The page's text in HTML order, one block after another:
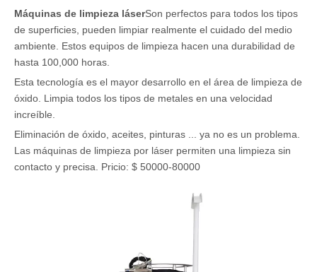
Máquinas de limpieza láserSon perfectos para todos los tipos
de superficies, pueden limpiar realmente el cuidado del medio
ambiente. Estos equipos de limpieza hacen una durabilidad de
hasta 100,000 horas.
Esta tecnología es el mayor desarrollo en el área de limpieza de
óxido. Limpia todos los tipos de metales en una velocidad
increíble.
Eliminación de óxido, aceites, pinturas ... ya no es un problema.
Las máquinas de limpieza por láser permiten una limpieza sin
contacto y precisa. Pricio: $ 50000-80000